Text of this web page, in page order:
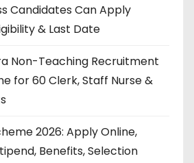
Candidates Can Apply
& Last Date
Non-Teaching Recruitment
for 60 Clerk, Staff Nurse &
2026: Apply Online,
Benefits, Selection